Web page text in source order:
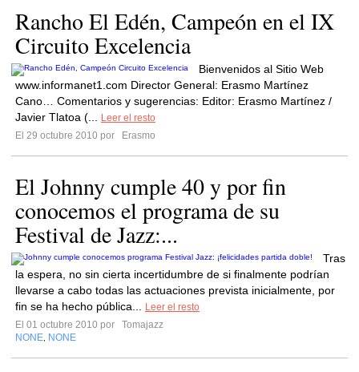
Rancho El Edén, Campeón en el IX
Circuito Excelencia
Bienvenidos al Sitio Web
www.informanet1.com Director General: Erasmo Martínez
Cano… Comentarios y sugerencias: Editor: Erasmo Martínez /
Javier Tlatoa (...
Leer el resto
El 29 octubre 2010 por
Erasmo
El Johnny cumple 40 y por fin
conocemos el programa de su
Festival de Jazz:...
Tras
la espera, no sin cierta incertidumbre de si finalmente podrían
llevarse a cabo todas las actuaciones prevista inicialmente, por
fin se ha hecho pública...
Leer el resto
El 01 octubre 2010 por
Tomajazz
NONE NONE